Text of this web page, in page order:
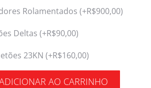
Rolamentados (+R$900,00)
Deltas (+R$90,00)
23KN (+R$160,00)
AO CARRINHO